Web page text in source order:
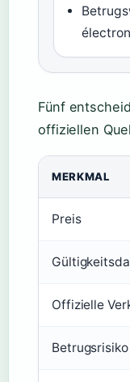
Fünf
offiziellen
MERKMAL
Preis
Offizielle
Betrugsrisiko